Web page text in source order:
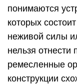
понимаются
которых
неживой силы
нельзя отнести
ремесленные
конструкции